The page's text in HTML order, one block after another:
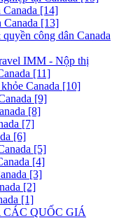
Canada [14]
Canada [13]
công dân Canada
IMM - Nộp thị
[11]
Canada [10]
[9]
[8]
[7]
[6]
[5]
[4]
[3]
[2]
[1]
CÁC QUỐC GIÁ